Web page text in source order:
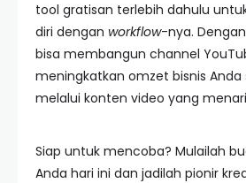
tool gratisan terlebih dahulu
diri dengan workflow-nya.
bisa membangun channel
meningkatkan omzet bisnis Anda
melalui konten video yang
Siap untuk mencoba? Mulailah
Anda hari ini dan jadilah pionir